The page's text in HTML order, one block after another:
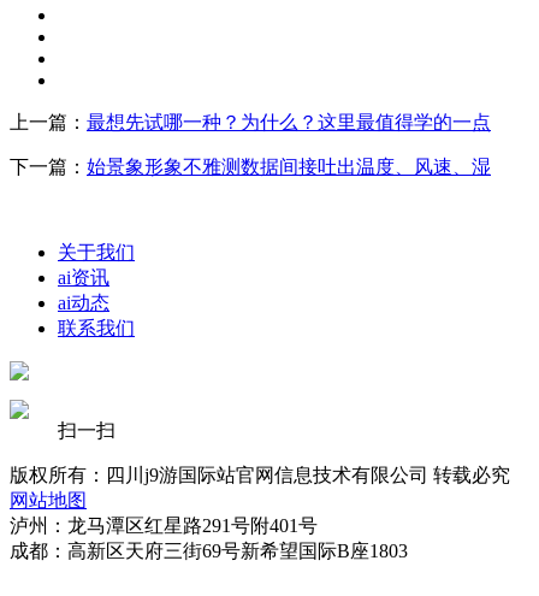
上一篇： 最想先试哪一种？为什么？这里最值得学的一点
下一篇： 始景象形象不雅测数据间接吐出温度、风速、湿
关于我们
ai资讯
ai动态
联系我们
扫一扫
版权所有：四川j9游国际站官网信息技术有限公司 转载必究
网站地图
泸州：龙马潭区红星路291号附401号
成都：高新区天府三街69号新希望国际B座1803